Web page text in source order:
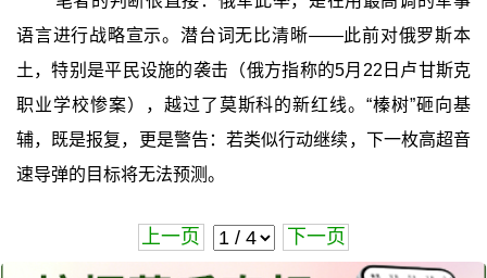
语言进行战略宣示。潜台词无比清晰——此前对俄罗斯本
土，特别是平民设施的袭击（俄方指称的5月22日卢甘斯克
职业学校惨案），越过了莫斯科的新红线。“榛树”砸向基
辅，既是报复，更是警告：若类似行动继续，下一枚高超音
速导弹的目标将无法预测。
上一页 下一页